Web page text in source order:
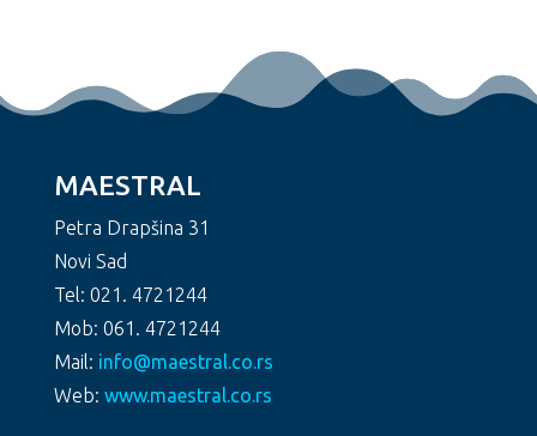
MAESTRAL
Petra Drapšina 31
Novi Sad
Tel: 021. 4721244
Mob: 061. 4721244
Mail: info@maestral.co.rs
Web: www.maestral.co.rs